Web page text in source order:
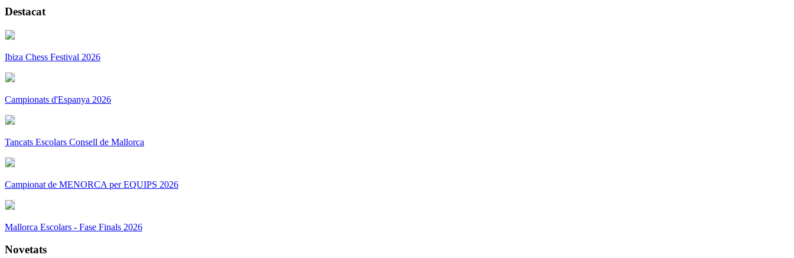
Destacat
Ibiza Chess Festival 2026
Campionats d'Espanya 2026
Tancats Escolars Consell de Mallorca
Campionat de MENORCA per EQUIPS 2026
Mallorca Escolars - Fase Finals 2026
Novetats